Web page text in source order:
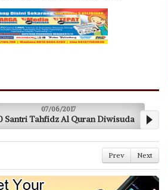
3 PTS Gabung USM Unsri
Prev Next